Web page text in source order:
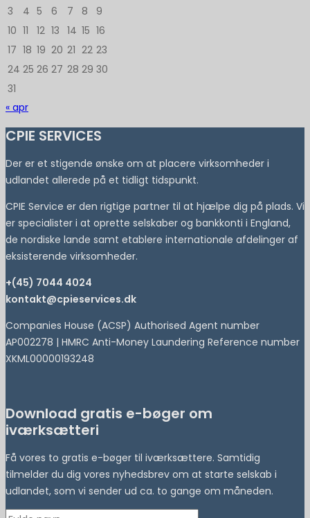
3
4 5 6 7 8
9
10 11 12 13 14 15 16
17 18 19 20 21 22 23
24 25 26 27 28 29 30
31
« apr
CPIE SERVICES
Der er et stigende ønske om at placere virksomheder i
udlandet allerede på et tidligt tidspunkt.
CPIE Service er den rigtige partner til at hjælpe dig på plads. Vi
er specialister i at oprette selskaber og bankkonti i England,
de nordiske lande samt etablere internationale afdelinger af
eksisterende virksomheder.
+(45) 7044 4024
kontakt@cpieservices.dk
Companies House (ACSP) Authorised Agent number
AP002278 | HMRC Anti-Money Laundering Reference number
XKML00000193248
Download gratis e-bøger om
iværksætteri
Få vores to gratis e-bøger til iværksættere. Samtidig
tilmelder du dig vores nyhedsbrev om at starte selskab i
udlandet, som vi sender ud ca. to gange om måneden.